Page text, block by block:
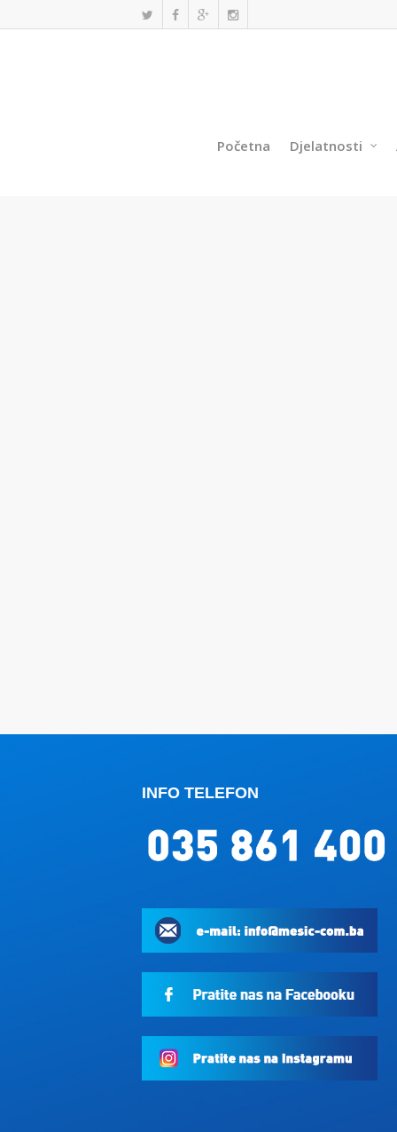
Početna Djelatnosti
INFO TELEFON